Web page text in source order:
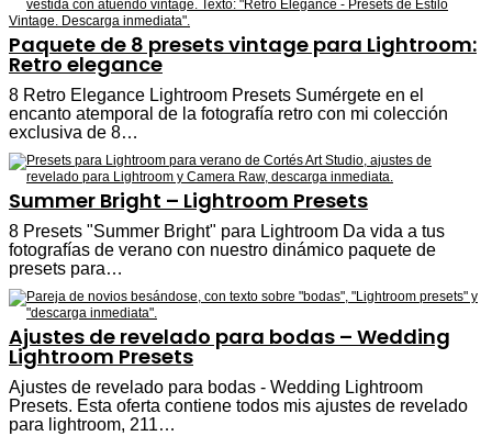
Paquete de 8 presets vintage para Lightroom:
Retro elegance
8 Retro Elegance Lightroom Presets Sumérgete en el
encanto atemporal de la fotografía retro con mi colección
exclusiva de 8…
Summer Bright – Lightroom Presets
8 Presets "Summer Bright" para Lightroom Da vida a tus
fotografías de verano con nuestro dinámico paquete de
presets para…
Ajustes de revelado para bodas – Wedding
Lightroom Presets
Ajustes de revelado para bodas - Wedding Lightroom
Presets. Esta oferta contiene todos mis ajustes de revelado
para lightroom, 211…